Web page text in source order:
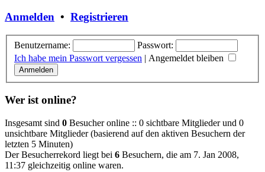
Anmelden • Registrieren
Benutzername:
Passwort:
Ich habe mein Passwort vergessen | Angemeldet bleiben
Wer ist online?
Insgesamt sind 0 Besucher online :: 0 sichtbare Mitglieder und 0
unsichtbare Mitglieder (basierend auf den aktiven Besuchern der
letzten 5 Minuten)
Der Besucherrekord liegt bei 6 Besuchern, die am 7. Jan 2008,
11:37 gleichzeitig online waren.